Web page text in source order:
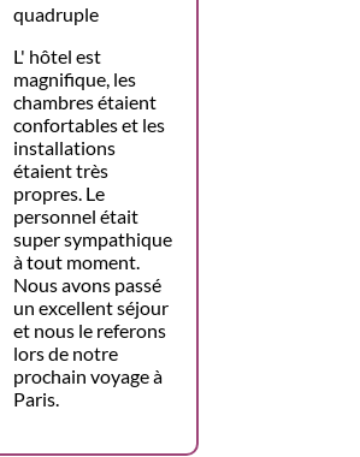
quadruple
L' hôtel est
magnifique, les
chambres étaient
confortables et les
installations
étaient très
propres. Le
personnel était
super sympathique
à tout moment.
Nous avons passé
un excellent séjour
et nous le referons
lors de notre
prochain voyage à
Paris.